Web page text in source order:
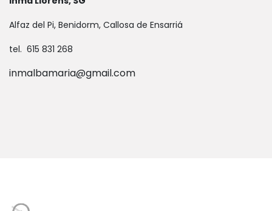
Alfaz del Pi, Benidorm, Callosa de Ensarriá
tel. 615 831 268
inmalbamaria@gmail.com